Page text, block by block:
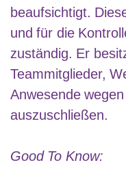
beaufsichtigt.
und für die
zuständig. Er
Teammitglieder,
Anwesende
auszuschließen.
Good To Know: